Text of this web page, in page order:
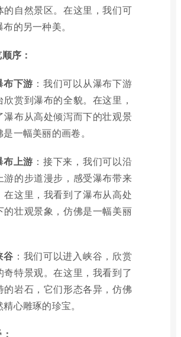
的自然景区。在这里，我们可
的另一种美。
序：
布下游 ：我们可以从瀑布下游
欣赏到瀑布的全貌。在这里，
瀑布从高处倾泻而下的壮观景
一幅美丽的画卷。
布上游 ：接下来，我们可以沿
游的步道漫步，感受瀑布带来
在这里，我看到了瀑布从高处
的壮观景象，仿佛是一幅美丽
谷 ：我们可以进入峡谷，欣赏
奇特景观。在这里，我看到了
的岩石，它们形态各异，仿佛
心雕琢的珍宝。